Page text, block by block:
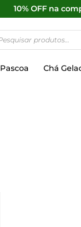
10% OFF na
Pascoa Chá